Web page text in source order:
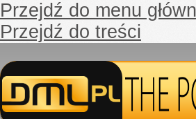
Przejdź do menu
Przejdź do treści